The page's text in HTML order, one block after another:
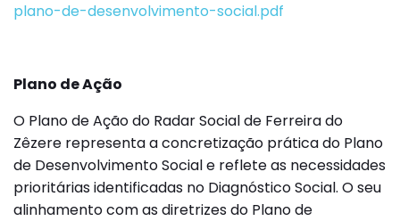
plano-de-desenvolvimento-social.pdf
Plano de Ação
O Plano de Ação do Radar Social de Ferreira do
Zêzere representa a concretização prática do Plano
de Desenvolvimento Social e reflete as necessidades
prioritárias identificadas no Diagnóstico Social. O seu
alinhamento com as diretrizes do Plano de